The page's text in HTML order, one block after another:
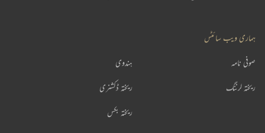
ہماری ویب سائٹس
ہندوی صوفی نامہ
ریختہ ڈکشنری ریختہ لرننگ
ریختہ بکس